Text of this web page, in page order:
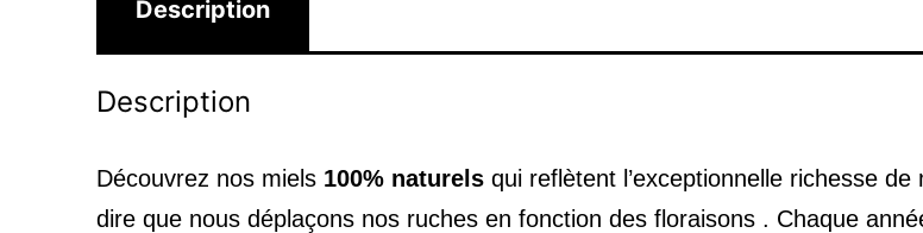
Description
Description
Découvrez nos miels 100% naturels qui reflètent l’exceptionnelle richesse
dire que nous déplaçons nos ruches en fonction des floraisons . Chaque